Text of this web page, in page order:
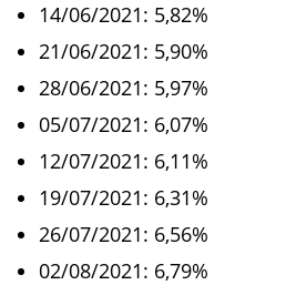
14/06/2021: 5,82%
21/06/2021: 5,90%
28/06/2021: 5,97%
05/07/2021: 6,07%
12/07/2021: 6,11%
19/07/2021: 6,31%
26/07/2021: 6,56%
02/08/2021: 6,79%